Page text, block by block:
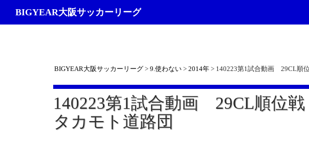
BIGYEAR大阪サッカーリーグ
BIGYEAR大阪サッカーリーグ> 9.使わない> 2014年> 140223第1試合動画 29CL順
140223第1試合動画 29CL順位
タカモト道路団